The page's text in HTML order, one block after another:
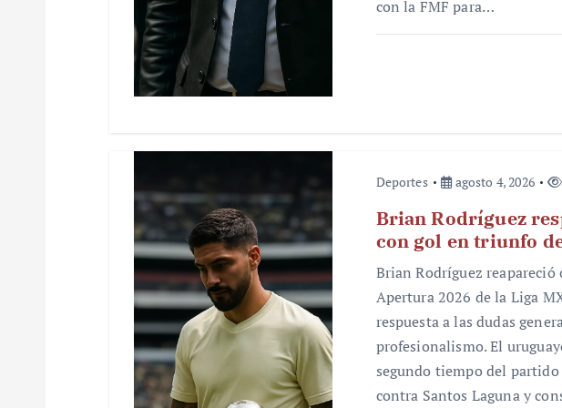
con la FMF para…
Deportes agosto 4, 2026
Brian Rodríguez
con gol en triunfo
Brian Rodríguez
Apertura 2026 de la Liga
respuesta a las dudas
profesionalismo. El
segundo tiempo del partido
contra Santos Laguna y